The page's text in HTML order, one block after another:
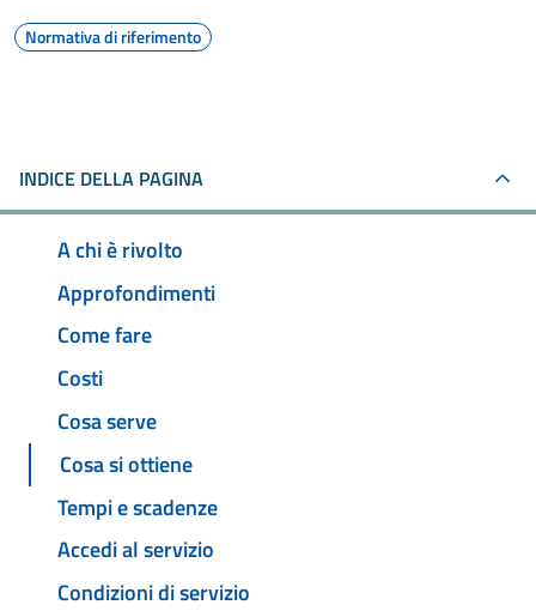
Normativa di riferimento
INDICE DELLA PAGINA
A chi è rivolto
Approfondimenti
Come fare
Costi
Cosa serve
Cosa si ottiene
Tempi e scadenze
Accedi al servizio
Condizioni di servizio